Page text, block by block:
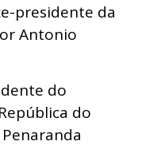
presidente da
Antonio
do
do